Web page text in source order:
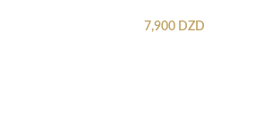
7,900 DZD